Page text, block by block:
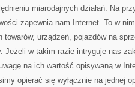
miarodajnych działań. Na
zapewnia nam Internet. To w
towarów, urządzeń, pojazdów na
Jeżeli w takim razie intryguje nas
na ich wartość opisywaną w
opierać się wyłącznie na jednej